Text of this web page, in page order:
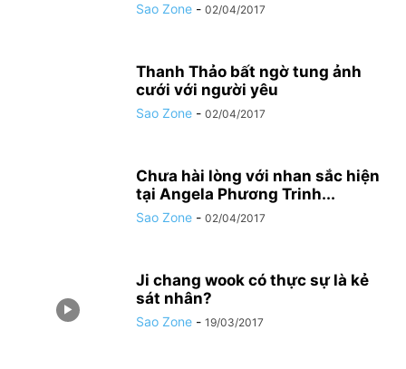
Sao Zone - 02/04/2017
Thanh Thảo bất ngờ tung ảnh
cưới với người yêu
Sao Zone - 02/04/2017
Chưa hài lòng với nhan sắc hiện
tại Angela Phương Trinh...
Sao Zone - 02/04/2017
Ji chang wook có thực sự là kẻ
sát nhân?
Sao Zone - 19/03/2017